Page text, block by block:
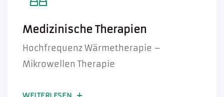
Medizinische Therapien
Hochfrequenz Wärmetherapie –
Mikrowellen Therapie